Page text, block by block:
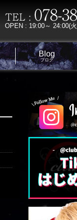
OPEN : 19:00～ 24:00(
Blog
ブログ